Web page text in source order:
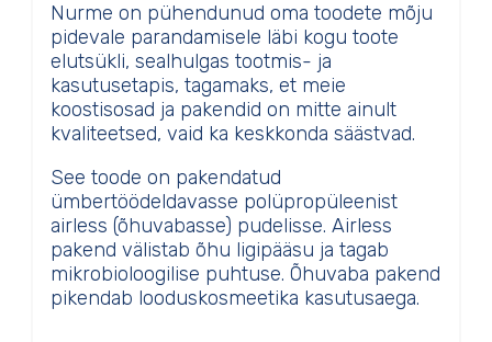
Nurme on pühendunud oma toodete mõju
pidevale parandamisele läbi kogu toote
elutsükli, sealhulgas tootmis- ja
kasutusetapis, tagamaks, et meie
koostisosad ja pakendid on mitte ainult
kvaliteetsed, vaid ka keskkonda säästvad.
See toode on pakendatud
ümbertöödeldavasse polüpropüleenist
airless (õhuvabasse) pudelisse. Airless
pakend välistab õhu ligipääsu ja tagab
mikrobioloogilise puhtuse. Õhuvaba pakend
pikendab looduskosmeetika kasutusaega.